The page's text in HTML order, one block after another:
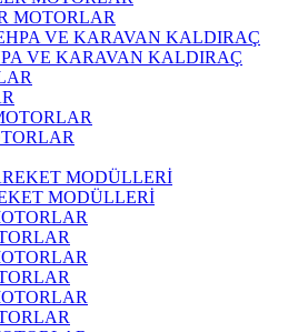
MOTORLAR
VE KARAVAN KALDIRAÇ
MODÜLLERİ